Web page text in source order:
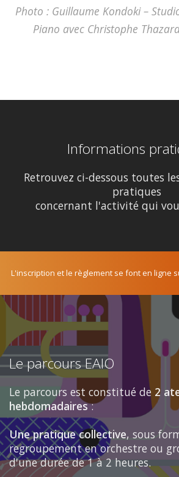
Photo : Guillaume Kondoki –
Piano avec Christophe
Informations
Retrouvez ci-dessous toutes
pratiques
concernant l'activité qui
L'inscription et le règlement se font en ligne
Le parcours EAIO
Le parcours est constitué de 2
hebdomadaires:
Une pratique collective, sous
regroupement en orchestre ou
d'une durée de 1 à 2 heures.